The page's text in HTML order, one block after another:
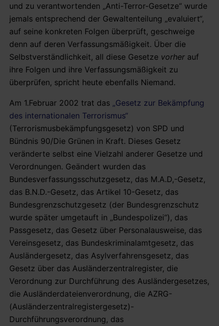
und zu verantwortenden „Anti-Terror-Gesetze“ wurde
jemals entsprechend der Gewaltenteilung „evaluiert“,
auf seine konkreten Folgen überprüft, geschweige
denn auf deren Verfassungsmäßigkeit. Über die
Selbstverständlichkeit, all diese Gesetze vorher auf
ihre Folgen und ihre Verfassungsmäßigkeit zu
überprüfen, spricht heute ebenfalls Niemand.
Am 1.Februar 2002 trat das „Gesetz zur Bekämpfung
des internationalen Terrorismus“
(Terrorismusbekämpfungsgesetz) von SPD und
Bündnis 90/Die Grünen in Kraft. Dieses Gesetz
veränderte selbst eine Vielzahl anderer Gesetze und
Verordnungen. Geändert wurden das
Bundesverfassungsschutzgesetz, das M.A.D,-Gesetz,
das B.N.D.-Gesetz, das Artikel 10-Gesetz, das
Bundesgrenzschutzgesetz (der Bundesgrenzschutz
wurde später umgetauft in „Bundespolizei“), das
Passgesetz, das Gesetz über Personalausweise, das
Vereinsgesetz, das Bundeskriminalamtgesetz, das
Ausländergesetz, das Asylverfahrensgesetz, das
Gesetz über das Ausländerzentralregister, die
Verordnung zur Durchführung des Ausländergesetzes,
die Ausländerdateienverordnung, die AZRG-
(Ausländerzentralregistergesetz)-
Durchführungsverordnung, das